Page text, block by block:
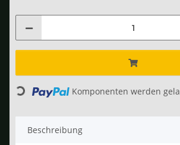
Loading... Komponenten werden
Beschreibung